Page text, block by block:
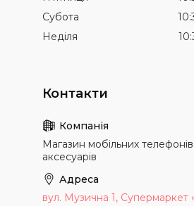
Субота
Неділя
Магазин мобільних телефонів
аксесуарів
вул. Музична 1, Супермаркет